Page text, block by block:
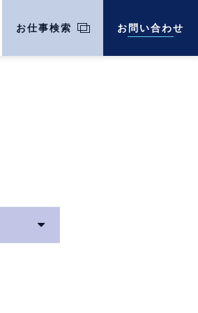
お仕事検索 お問い合わせ